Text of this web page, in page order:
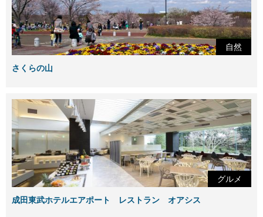
自然
さくらの山
グルメ
成田東武ホテルエアポート レストラン オアシス